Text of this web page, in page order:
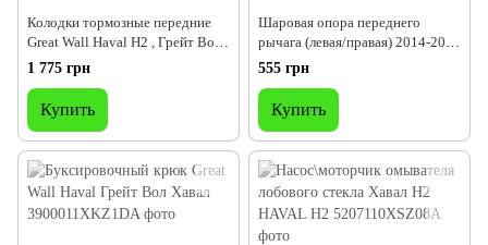
Колодки тормозные передние
Great Wall Haval H2 , Грейт Вол
Хавал Н2 Great Wall Haval H2
1 775 грн
Купить
Шаровая опора переднего
рычага (левая/правая) 2014-2017
Great Wall Haval H2 Грейт Вол
Хавал Н2 Х2 Ш2
555 грн
Купить